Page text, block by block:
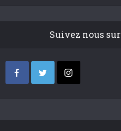
Suivez nous sur